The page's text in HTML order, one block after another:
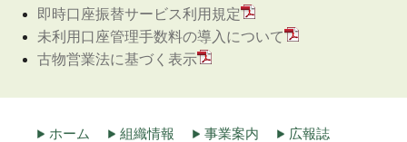
即時口座振替サービス利用規定
未利用口座管理手数料の導入について
古物営業法に基づく表示
ホーム 組織情報 事業案内 広報誌